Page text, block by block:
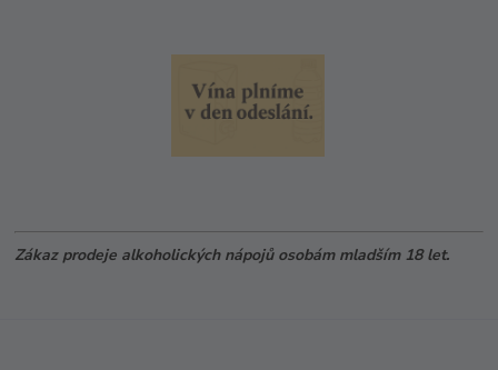
Zákaz prodeje alkoholických nápojů osobám mladším 18 let.